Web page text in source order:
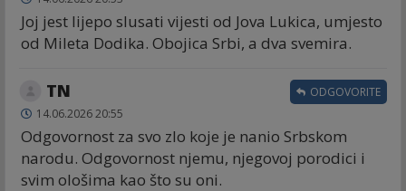
Joj jest lijepo slusati vijesti od Jova Lukica, umjesto
od Mileta Dodika. Obojica Srbi, a dva svemira.
TN
14.06.2026 20:55
Odgovornost za svo zlo koje je nanio Srbskom
narodu. Odgovornost njemu, njegovoj porodici i
svim ološima kao što su oni.
ODGOVORITE